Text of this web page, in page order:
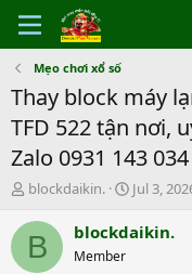
Mẹo chơi xổ số
Thay block máy
TFD 522 tận nơi,
Zalo 0931 143 034
T
r
e
blockdaikin.
S
a
Jul 3,
B blockdaikin.
Member